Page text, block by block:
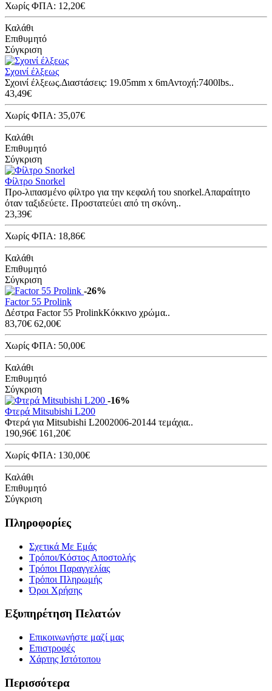
Χωρίς ΦΠΑ: 12,20€
Καλάθι
Επιθυμητό
Σύγκριση
Σχοινί έλξεως
Σχοινί έλξεως.Διαστάσεις: 19.05mm x 6mΑντοχή:7400lbs..
43,49€
Χωρίς ΦΠΑ: 35,07€
Καλάθι
Επιθυμητό
Σύγκριση
Φίλτρο Snorkel
Προ-λιπασμένο φίλτρο για την κεφαλή του snorkel.Απαραίτητο
όταν ταξιδεύετε. Προστατεύει από τη σκόνη..
23,39€
Χωρίς ΦΠΑ: 18,86€
Καλάθι
Επιθυμητό
Σύγκριση
-26%
Factor 55 Prolink
Δέστρα Factor 55 ProlinkΚόκκινο χρώμα..
83,70€ 62,00€
Χωρίς ΦΠΑ: 50,00€
Καλάθι
Επιθυμητό
Σύγκριση
-16%
Φτερά Mitsubishi L200
Φτερά για Mitsubishi L2002006-20144 τεμάχια..
190,96€ 161,20€
Χωρίς ΦΠΑ: 130,00€
Καλάθι
Επιθυμητό
Σύγκριση
Πληροφορίες
Σχετικά Με Εμάς
Τρόποι/Κόστος Αποστολής
Τρόποι Παραγγελίας
Τρόποι Πληρωμής
Όροι Χρήσης
Εξυπηρέτηση Πελατών
Επικοινωνήστε μαζί μας
Επιστροφές
Χάρτης Ιστότοπου
Περισσότερα